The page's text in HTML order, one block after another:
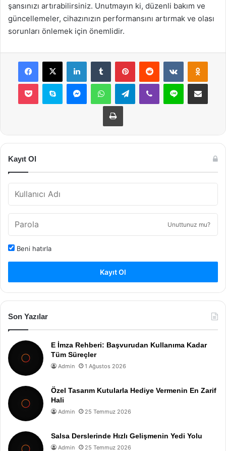
şansınızı artırabilirsiniz. Unutmayın ki, düzenli bakım ve
güncellemeler, cihazınızın performansını artırmak ve olası
sorunları önlemek için önemlidir.
Facebook
X LinkedInTumblr PinterestReddit VKontakte
Pocket Skype MessengerWhatsAppTelegramViber Line E-Posta ile
Yazdır
Kayıt Ol
Unuttunuz mu?
Beni hatırla
Kayıt Ol
Son Yazılar
E İmza Rehberi: Başvurudan Kullanıma Kadar
Tüm Süreçler
Admin 1 Ağustos 2026
Özel Tasarım Kutularla Hediye Vermenin En Zarif
Hali
Admin 25 Temmuz 2026
Salsa Derslerinde Hızlı Gelişmenin Yedi Yolu
Admin 25 Temmuz 2026